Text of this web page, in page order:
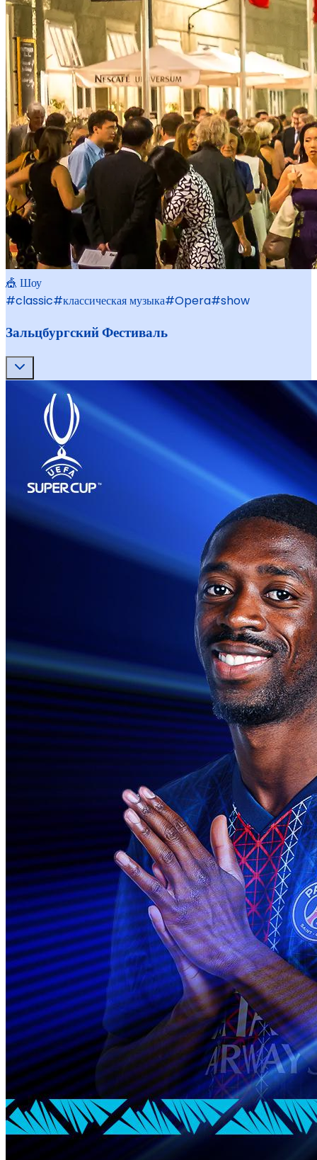
🎪 Шоу
#classic#классическая музыка#Opera#show
Зальцбургский Фестиваль